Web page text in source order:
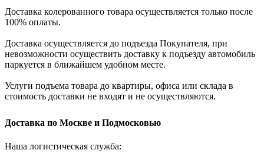
Доставка колерованного товара осуществляется только после
100% оплаты.
Доставка осуществляется до подъезда Покупателя, при
невозможности осуществить доставку к подъезду автомобиль
паркуется в ближайшем удобном месте.
Услуги подъема товара до квартиры, офиса или склада в
стоимость доставки не входят и не осуществляются.
Доставка по Москве и Подмосковью
Наша логистическая служба: